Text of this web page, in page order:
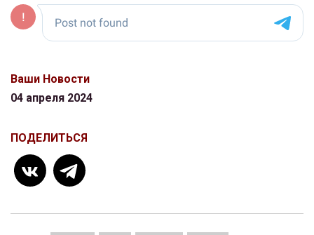
Ваши Новости
04 апреля 2024
ПОДЕЛИТЬСЯ